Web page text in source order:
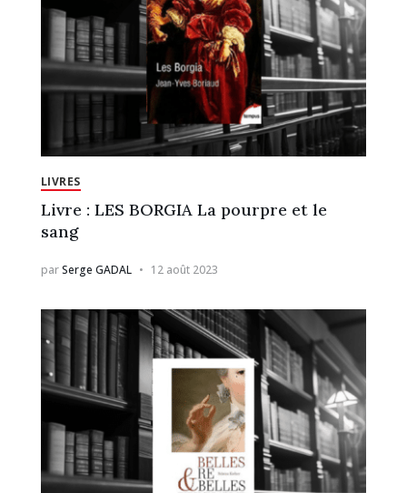
LIVRES
Livre : LES BORGIA La pourpre et le
sang
parSerge GADAL 12 août 2023